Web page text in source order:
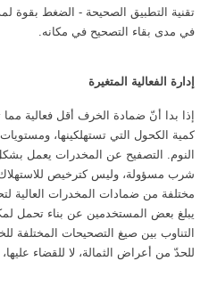
في مدى بقاء التصحيح في مكانه.
إدارة الفعالية المتغيرة
إذا بدا أنّ ضمادة الخرف أقل فعالية
كمية الكحول التي تستهلكينها،
النوم. التصفيح عن المخدرات يعمل
شرب مسؤولة، وليس كترخيص
مختلفة من ضمادات المخدرات العالية
يبلغ بعض المستخدمين عن بناء تحمل
التناوب بين صيغ التصحيحات المختلفة
للحدّ من أعراض الثمالة، لا للقضاء